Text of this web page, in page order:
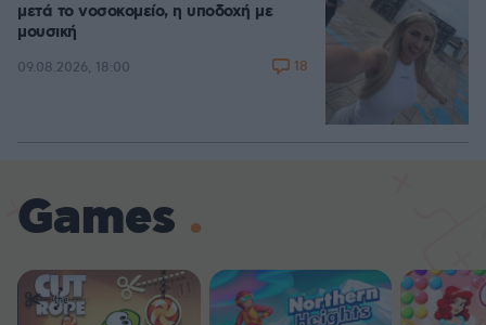
μετά το νοσοκομείο, η υποδοχή με
μουσική
09.08.2026, 18:00 18
Games